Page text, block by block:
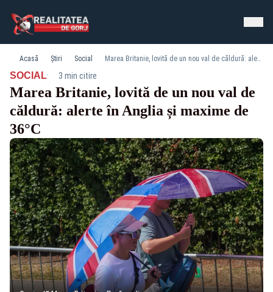
Acasă Știri Social Marea Britanie, lovită de un nou val de căldură: alerte în Anglia și maxime de 36°C
SOCIAL· 3 min citire
Marea Britanie, lovită de un nou val de
căldură: alerte în Anglia și maxime de
36°C